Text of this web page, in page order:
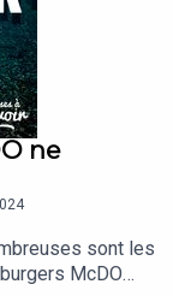
ne
sont les
McDO